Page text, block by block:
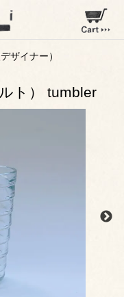
ザイナー）
ト） tumbler